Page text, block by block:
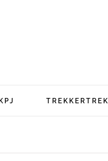
TREKKERTREK